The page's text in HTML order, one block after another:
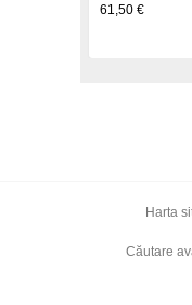
61,50 €
Harta
Căutare